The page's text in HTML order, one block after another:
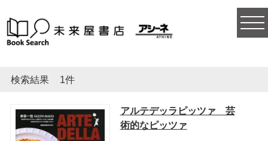
検索結果 1件
アルテデッラピッツァ 芸
術的なピッツァ